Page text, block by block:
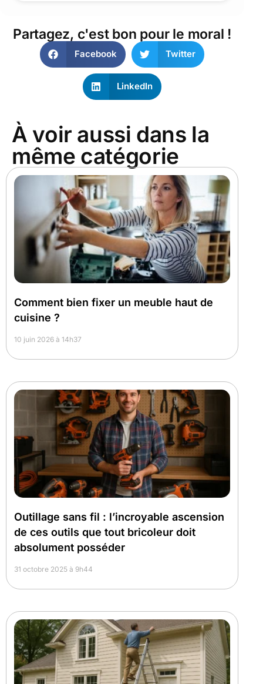
Partagez, c'est bon pour le moral !
Facebook Twitter
LinkedIn
À voir aussi dans la
même catégorie
Comment bien fixer un meuble haut de
cuisine ?
10 juin 2026 à 14h37
Outillage sans fil : l’incroyable ascension
de ces outils que tout bricoleur doit
absolument posséder
31 octobre 2025 à 9h44